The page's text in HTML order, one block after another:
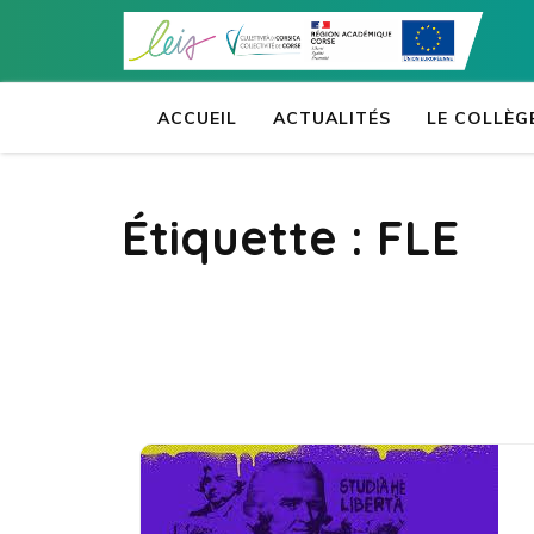
contenu
Entrée)
ACCUEIL ACTUALITÉS LE
Étiquette : FLE